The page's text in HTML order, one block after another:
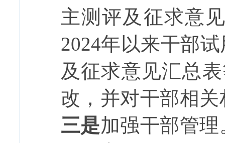
主测评及征求意
2024年以来干部
及征求意见汇总
改，并对干部相
三是加强干部管